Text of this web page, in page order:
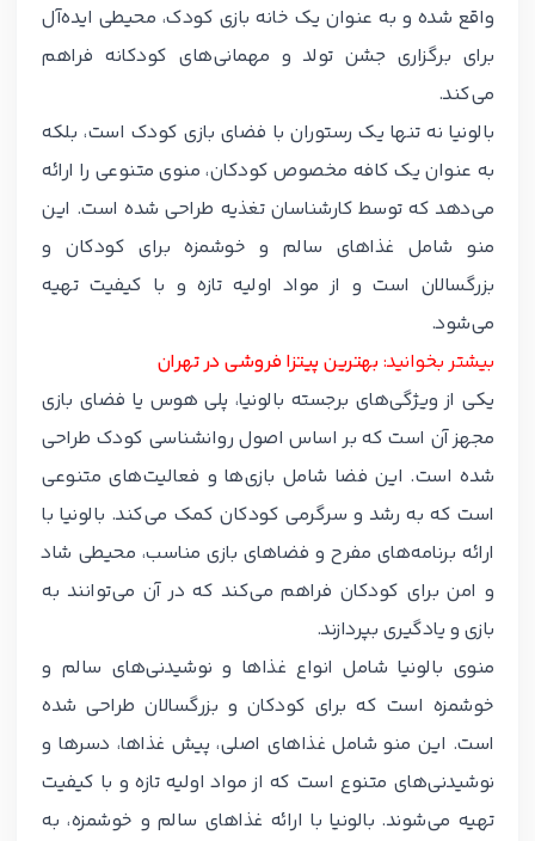
واقع شده و به عنوان یک خانه بازی کودک، محیطی ایده‌آل
برای برگزاری جشن تولد و مهمانی‌های کودکانه فراهم
می‌کند.
بالونیا نه تنها یک رستوران با فضای بازی کودک است، بلکه
به عنوان یک کافه مخصوص کودکان، منوی متنوعی را ارائه
می‌دهد که توسط کارشناسان تغذیه طراحی شده است. این
منو شامل غذاهای سالم و خوشمزه برای کودکان و
بزرگسالان است و از مواد اولیه تازه و با کیفیت تهیه
می‌شود.
بیشتر بخوانید:بهترین پیتزا فروشی در تهران
یکی از ویژگی‌های برجسته بالونیا، پلی هوس یا فضای بازی
مجهز آن است که بر اساس اصول روانشناسی کودک طراحی
شده است. این فضا شامل بازی‌ها و فعالیت‌های متنوعی
است که به رشد و سرگرمی کودکان کمک می‌کند. بالونیا با
ارائه برنامه‌های مفرح و فضاهای بازی مناسب، محیطی شاد
و امن برای کودکان فراهم می‌کند که در آن می‌توانند به
بازی و یادگیری بپردازند.
منوی بالونیا شامل انواع غذاها و نوشیدنی‌های سالم و
خوشمزه است که برای کودکان و بزرگسالان طراحی شده
است. این منو شامل غذاهای اصلی، پیش غذاها، دسرها و
نوشیدنی‌های متنوع است که از مواد اولیه تازه و با کیفیت
تهیه می‌شوند. بالونیا با ارائه غذاهای سالم و خوشمزه، به